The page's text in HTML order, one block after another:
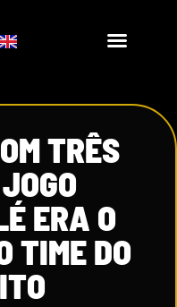
TRÊS
ERA O
TIME DO